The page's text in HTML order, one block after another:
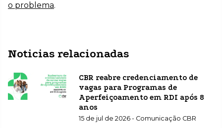
o problema.
Noticias relacionadas
CBR reabre credenciamento de
vagas para Programas de
Aperfeiçoamento em RDI após 8
anos
15 de jul de 2026 - Comunicação CBR